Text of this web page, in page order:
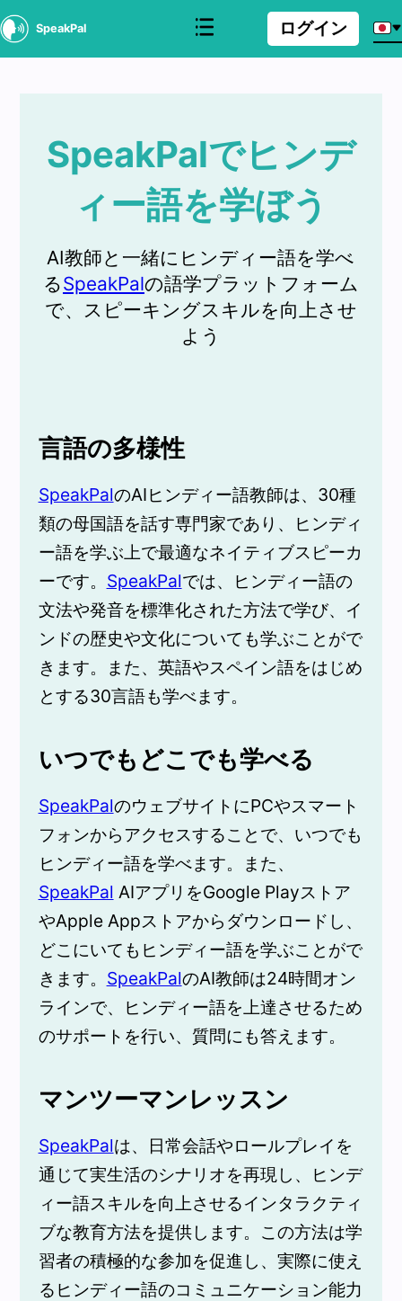
SpeakPal ログイン
SpeakPalでヒンデ
ィー語を学ぼう
AI教師と一緒にヒンディー語を学べ
るSpeakPalの語学プラットフォーム
で、スピーキングスキルを向上させ
よう
言語の多様性
SpeakPalのAIヒンディー語教師は、30種
類の母国語を話す専門家であり、ヒンディ
ー語を学ぶ上で最適なネイティブスピーカ
ーです。 SpeakPalでは、ヒンディー語の
文法や発音を標準化された方法で学び、イ
ンドの歴史や文化についても学ぶことがで
きます。また、英語やスペイン語をはじめ
とする30言語も学べます。
いつでもどこでも学べる
SpeakPalのウェブサイトにPCやスマート
フォンからアクセスすることで、いつでも
ヒンディー語を学べます。また、
SpeakPal AIアプリをGoogle Playストア
やApple Appストアからダウンロードし、
どこにいてもヒンディー語を学ぶことがで
きます。 SpeakPalのAI教師は24時間オン
ラインで、ヒンディー語を上達させるため
のサポートを行い、質問にも答えます。
マンツーマンレッスン
SpeakPalは、日常会話やロールプレイを
通じて実生活のシナリオを再現し、ヒンデ
ィー語スキルを向上させるインタラクティ
ブな教育方法を提供します。この方法は学
習者の積極的な参加を促進し、実際に使え
るヒンディー語のコミュニケーション能力